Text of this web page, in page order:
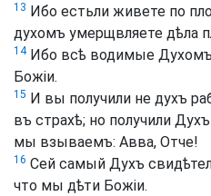
13 Ибо естьли живете по
духомъ умерщвляете дѣла
14Ибо всѣ водимые
Божіи.
15 И вы получили не духъ
въ страхѣ; но получили
мы взываемъ: Авва, Отче!
16 Сей самый Духъ
что мы дѣти Божіи.